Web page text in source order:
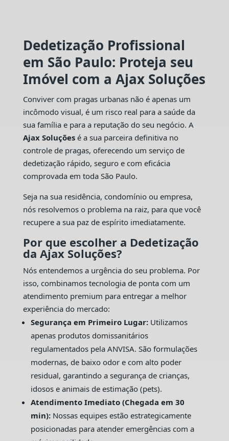
Dedetização Profissional
em São Paulo: Proteja seu
Imóvel com a Ajax Soluções
Conviver com pragas urbanas não é apenas um
incômodo visual, é um risco real para a saúde da
sua família e para a reputação do seu negócio. A
Ajax Soluçõesé a sua parceira definitiva no
controle de pragas, oferecendo um serviço de
dedetização rápido, seguro e com eficácia
comprovada em toda São Paulo.
Seja na sua residência, condomínio ou empresa,
nós resolvemos o problema na raiz, para que você
recupere a sua paz de espírito imediatamente.
Por que escolher a Dedetização
da Ajax Soluções?
Nós entendemos a urgência do seu problema. Por
isso, combinamos tecnologia de ponta com um
atendimento premium para entregar a melhor
experiência do mercado:
Segurança em Primeiro Lugar:Utilizamos
apenas produtos domissanitários
regulamentados pela ANVISA. São formulações
modernas, de baixo odor e com alto poder
residual, garantindo a segurança de crianças,
idosos e animais de estimação (pets).
Atendimento Imediato (Chegada em 30
min):Nossas equipes estão estrategicamente
posicionadas para atender emergências com a